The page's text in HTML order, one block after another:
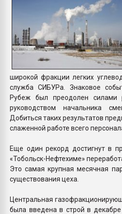
широкой фракции легких
служба СИБУРа. Знаковое
Рубеж был преодолен силами
руководством начальника
Добиться таких результатов
слаженной работе всего
Еще один рекорд достигнут в
«Тобольск-Нефтехиме»
Это самая крупная месячная
существования цеха.
Центральная
была введена в строй в